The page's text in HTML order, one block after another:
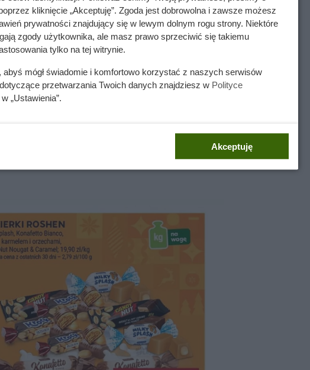
Polacy nie wiedzą, jak reagować
grudniu, kiedy kawę parzy się częściej niż
że odpowiada preferencjom miłośników różnych
w kawiarce, zaparzaczu i french pressie, jak i
kliknięcie „Akceptuję”. Zgoda jest dobrowolna i zawsze możesz
prywatności znajdujący się w lewym dolnym rogu strony. Niektóre
zgody użytkownika, ale masz prawo sprzeciwić się takiemu
tylko na tej witrynie.
mógł świadomie i komfortowo korzystać z naszych serwisów
przetwarzania Twoich danych znajdziesz w Polityce
„Ustawienia”.
Akceptuję